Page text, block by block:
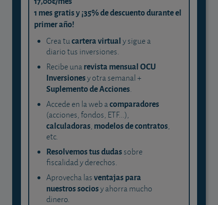
1 mes gratis y ¡35% de descuento durante el
primer año!
Crea tucartera virtualy sigue a
diario tus inversiones.
Recibe unarevista mensual OCU
Inversionesy otra semanal +
Suplemento de Acciones.
Accede en la web acomparadores
(acciones, fondos, ETF...),
calculadoras, modelos de contratos,
etc.
Resolvemos tus dudassobre
fiscalidad y derechos.
Aprovecha lasventajas para
nuestros sociosy ahorra mucho
dinero.